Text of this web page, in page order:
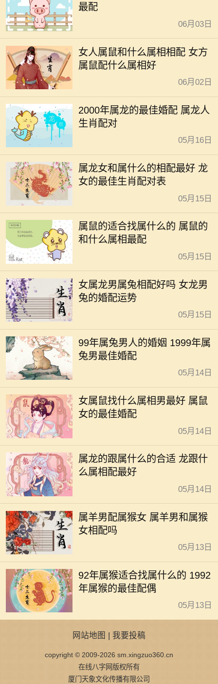
最配
06月03日
女人属鼠和什么属相相配 女方
属鼠配什么属相好
06月02日
2000年属龙的最佳婚配 属龙人
生肖配对
05月16日
属龙女和属什么的相配最好 龙
女的最佳生肖配对表
05月15日
属鼠的适合找属什么的 属鼠的
和什么属相最配
05月15日
女属龙男属兔相配好吗 女龙男
兔的婚配运势
05月15日
99年属兔男人的婚姻 1999年属
兔男最佳婚配
05月14日
女属鼠找什么属相男最好 属鼠
女的最佳婚配
05月14日
属龙的跟属什么的合适 龙跟什
么属相配最好
05月14日
属羊男配属猴女 属羊男和属猴
女相配吗
05月13日
92年属猴适合找属什么的 1992
年属猴的最佳配偶
05月13日
网站地图 | 我要投稿
copyright © 2009-2026 sm.xingzuo360.cn
在线八字网版权所有
厦门天象文化传播有限公司